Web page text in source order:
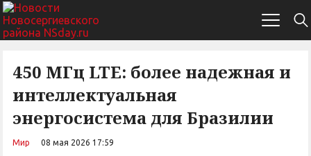
450 МГц LTE: более надежная и
интеллектуальная
энергосистема для Бразилии
Мир 08 мая 2026 17:59